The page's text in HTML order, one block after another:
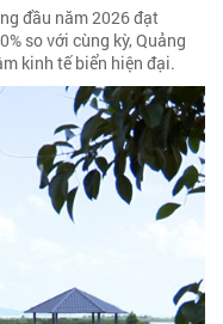
đầu năm 2026 đạt
so với cùng kỳ, Quảng
kinh tế biển hiện đại.